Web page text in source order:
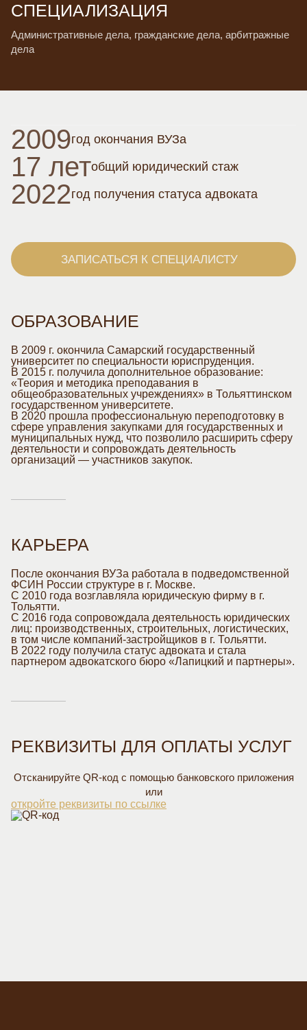
СПЕЦИАЛИЗАЦИЯ
административные дела, гражданские дела, арбитражные
дела
год окончания ВУЗа
2009
общий юридический стаж
17 лет
год получения статуса адвоката
2022
ЗАПИСАТЬСЯ К СПЕЦИАЛИСТУ
ОБРАЗОВАНИЕ
В 2009 г. окончила Самарский государственный
университет по специальности юриспруденция.
В 2015 г. получила дополнительное образование:
«Теория и методика преподавания в
общеобразовательных учреждениях» в Тольяттинском
государственном университете.
В 2020 прошла профессиональную переподготовку в
сфере управления закупками для государственных и
муниципальных нужд, что позволило расширить сферу
деятельности и сопровождать деятельность
организаций — участников закупок.
КАРЬЕРА
После окончания ВУЗа работала в подведомственной
ФСИН России структуре в г. Москве.
С 2010 года возглавляла юридическую фирму в г.
Тольятти.
С 2016 года сопровождала деятельность юридических
лиц: производственных, строительных, логистических,
в том числе компаний-застройщиков в г. Тольятти.
В 2022 году получила статус адвоката и стала
партнером адвокатского бюро «Лапицкий и партнеры».
РЕКВИЗИТЫ ДЛЯ ОПЛАТЫ УСЛУГ
Отсканируйте QR-код с помощью банковского приложения
или
откройте реквизиты по ссылке